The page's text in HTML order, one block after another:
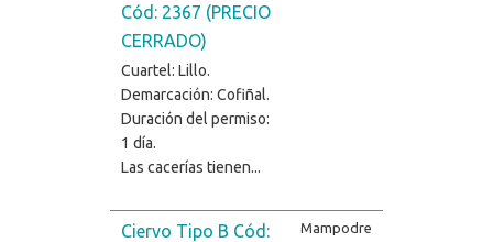
Cód: 2367 (PRECIO
CERRADO)
Cuartel: Lillo.
Demarcación: Cofiñal.
Duración del permiso:
1 día.
Las cacerías tienen...
Ciervo Tipo B Cód:
Mampodre